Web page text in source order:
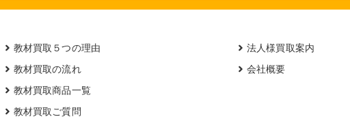
教材買取５つの理由
教材買取の流れ
教材買取商品一覧
教材買取ご質問
法人様買取案内
会社概要